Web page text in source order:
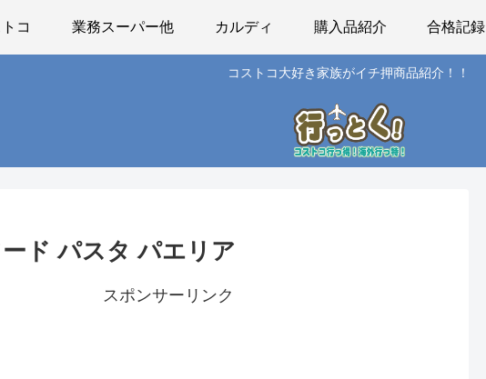
コストコ大好き家族がイチ押商品紹介！！
コ 業務スーパー他 カルディ 購入品紹介 合格記録
ド パスタ パエリア
スポンサーリンク